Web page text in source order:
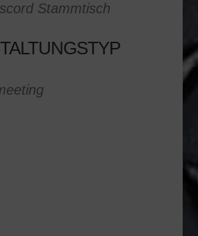
Stammtisch